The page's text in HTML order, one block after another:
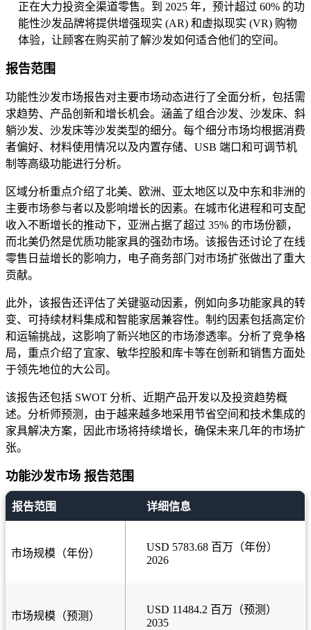
正在大力投资全渠道零售。到 2025 年，预计超过 60% 的功
能性沙发品牌将提供增强现实 (AR) 和虚拟现实 (VR) 购物
体验，让顾客在购买前了解沙发如何适合他们的空间。
报告范围
功能性沙发市场报告对主要市场动态进行了全面分析，包括需
求趋势、产品创新和增长机会。涵盖了组合沙发、沙发床、斜
躺沙发、沙发床等沙发类型的细分。每个细分市场均根据消费
者偏好、材料使用情况以及内置存储、USB 端口和可调节机
制等高级功能进行分析。
区域分析重点介绍了北美、欧洲、亚太地区以及中东和非洲的
主要市场参与者以及影响增长的因素。在城市化进程和可支配
收入不断增长的推动下，亚洲占据了超过 35% 的市场份额，
而北美仍然是优质功能家具的强劲市场。该报告还讨论了在线
零售日益增长的影响力，电子商务部门对市场扩张做出了重大
贡献。
此外，该报告还评估了关键驱动因素，例如向多功能家具的转
变、可持续材料集成和智能家居兼容性。制约因素包括高定价
和运输挑战，这影响了新兴地区的市场渗透率。分析了竞争格
局，重点介绍了宜家、敏华控股和库卡等在创新和销售方面处
于领先地位的大公司。
该报告还包括 SWOT 分析、近期产品开发以及投资趋势概
述。分析师预测，由于越来越多地采用节省空间和技术集成的
家具解决方案，因此市场将持续增长，确保未来几年的市场扩
张。
功能沙发市场 报告范围
报告范围 详细信息
市场规模（年份）
USD 5783.68 百万（年份）
2026
市场规模（预测）
USD 11484.2 百万（预测）
2035